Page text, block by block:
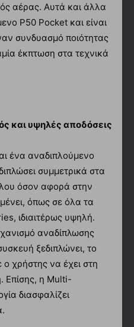
αέρας. Αυτά και άλλα
P50 Pocket και είναι
συνδυασμό ποιότητας
έκπτωση στα τεχνικά
και υψηλές αποδόσεις
ένα αναδιπλούμενο
συμμετρικά στα
όσον αφορά στην
όπως σε όλα τα
ιδιαιτέρως υψηλή.
αναδίπλωσης
ξεδιπλώνει, το
χρήστης να έχει στη
Επίσης, η Multi-
διασφαλίζει